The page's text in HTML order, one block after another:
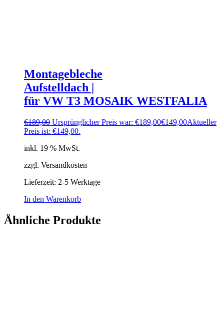
Montagebleche
Aufstelldach |
für VW T3 MOSAIK WESTFALIA
€189,00 Ursprünglicher Preis war: €189,00€149,00Aktueller
Preis ist: €149,00.
inkl. 19 % MwSt.
zzgl. Versandkosten
Lieferzeit: 2-5 Werktage
In den Warenkorb
Ähnliche Produkte